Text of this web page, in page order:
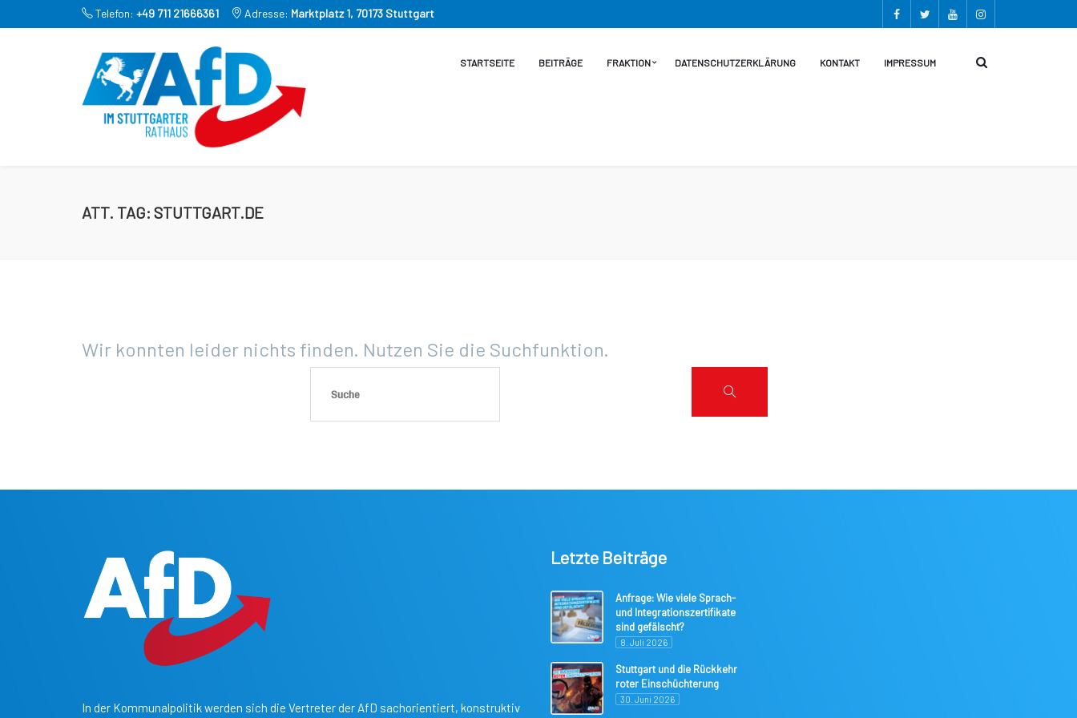
Telefon: +49 711 21666361 Adresse: Marktplatz 1, 70173 Stuttgart
STARTSEITE BEITRÄGE FRAKTION DATENSCHUTZERKLÄRUNG KONTAKT IMPRESSUM
ATT. TAG: STUTTGART.DE
Wir konnten leider nichts finden. Nutzen Sie die Suchfunktion.
In der Kommunalpolitik werden sich die Vertreter der AfD sachorientiert, konstruktiv
Letzte Beiträge
Anfrage: Wie viele Sprach-
und Integrationszertifikate
sind gefälscht?
8. Juli 2026
Stuttgart und die Rückkehr
roter Einschüchterung
30. Juni 2026